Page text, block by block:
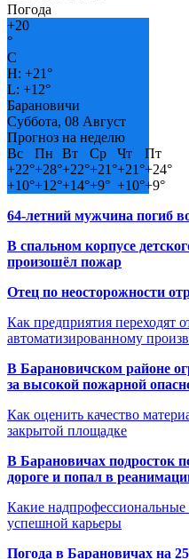
Погода
+20
°
C
H: +21°
L: +12°
Барановичи
Суббота, 08 Август
Прогноз на неделю
Вс
Пн Вт Ср Чт
Пт
+22°+28°+22°+21°+21°+24°
+10°+12°+14°+9° +10°+9°
64-летний мужчина погиб
В спальном корпусе
произошёл пожар
Отец по неосторожности
Как предприятия переходят
автоматизированному
В Барановичском районе
за высокой пожарной
Как оценить качество
закрытой площадке
В Барановичах подросток
дороге и попал в
Какие надпрофессиональные
успешной карьеры
Погода в Барановичах на